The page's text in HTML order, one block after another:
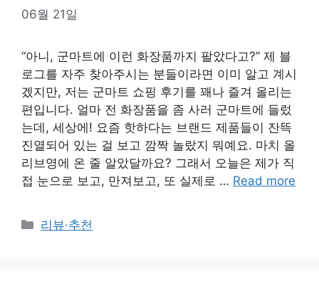
06월 21일
“아니, 군마트에 이런 화장품까지 팔았다고?” 제 블
로그를 자주 찾아주시는 분들이라면 이미 알고 계시
겠지만, 저는 군마트 쇼핑 후기를 꽤나 즐겨 올리는
편입니다. 얼마 전 화장품을 좀 사러 군마트에 들렀
는데, 세상에! 요즘 핫하다는 브랜드 제품들이 잔뜩
진열되어 있는 걸 보고 깜짝 놀랐지 뭐예요. 마치 올
리브영에 온 줄 알았달까요? 그래서 오늘은 제가 직
접 눈으로 보고, 만져보고, 또 실제로 … Read more
Categories
리뷰·추천